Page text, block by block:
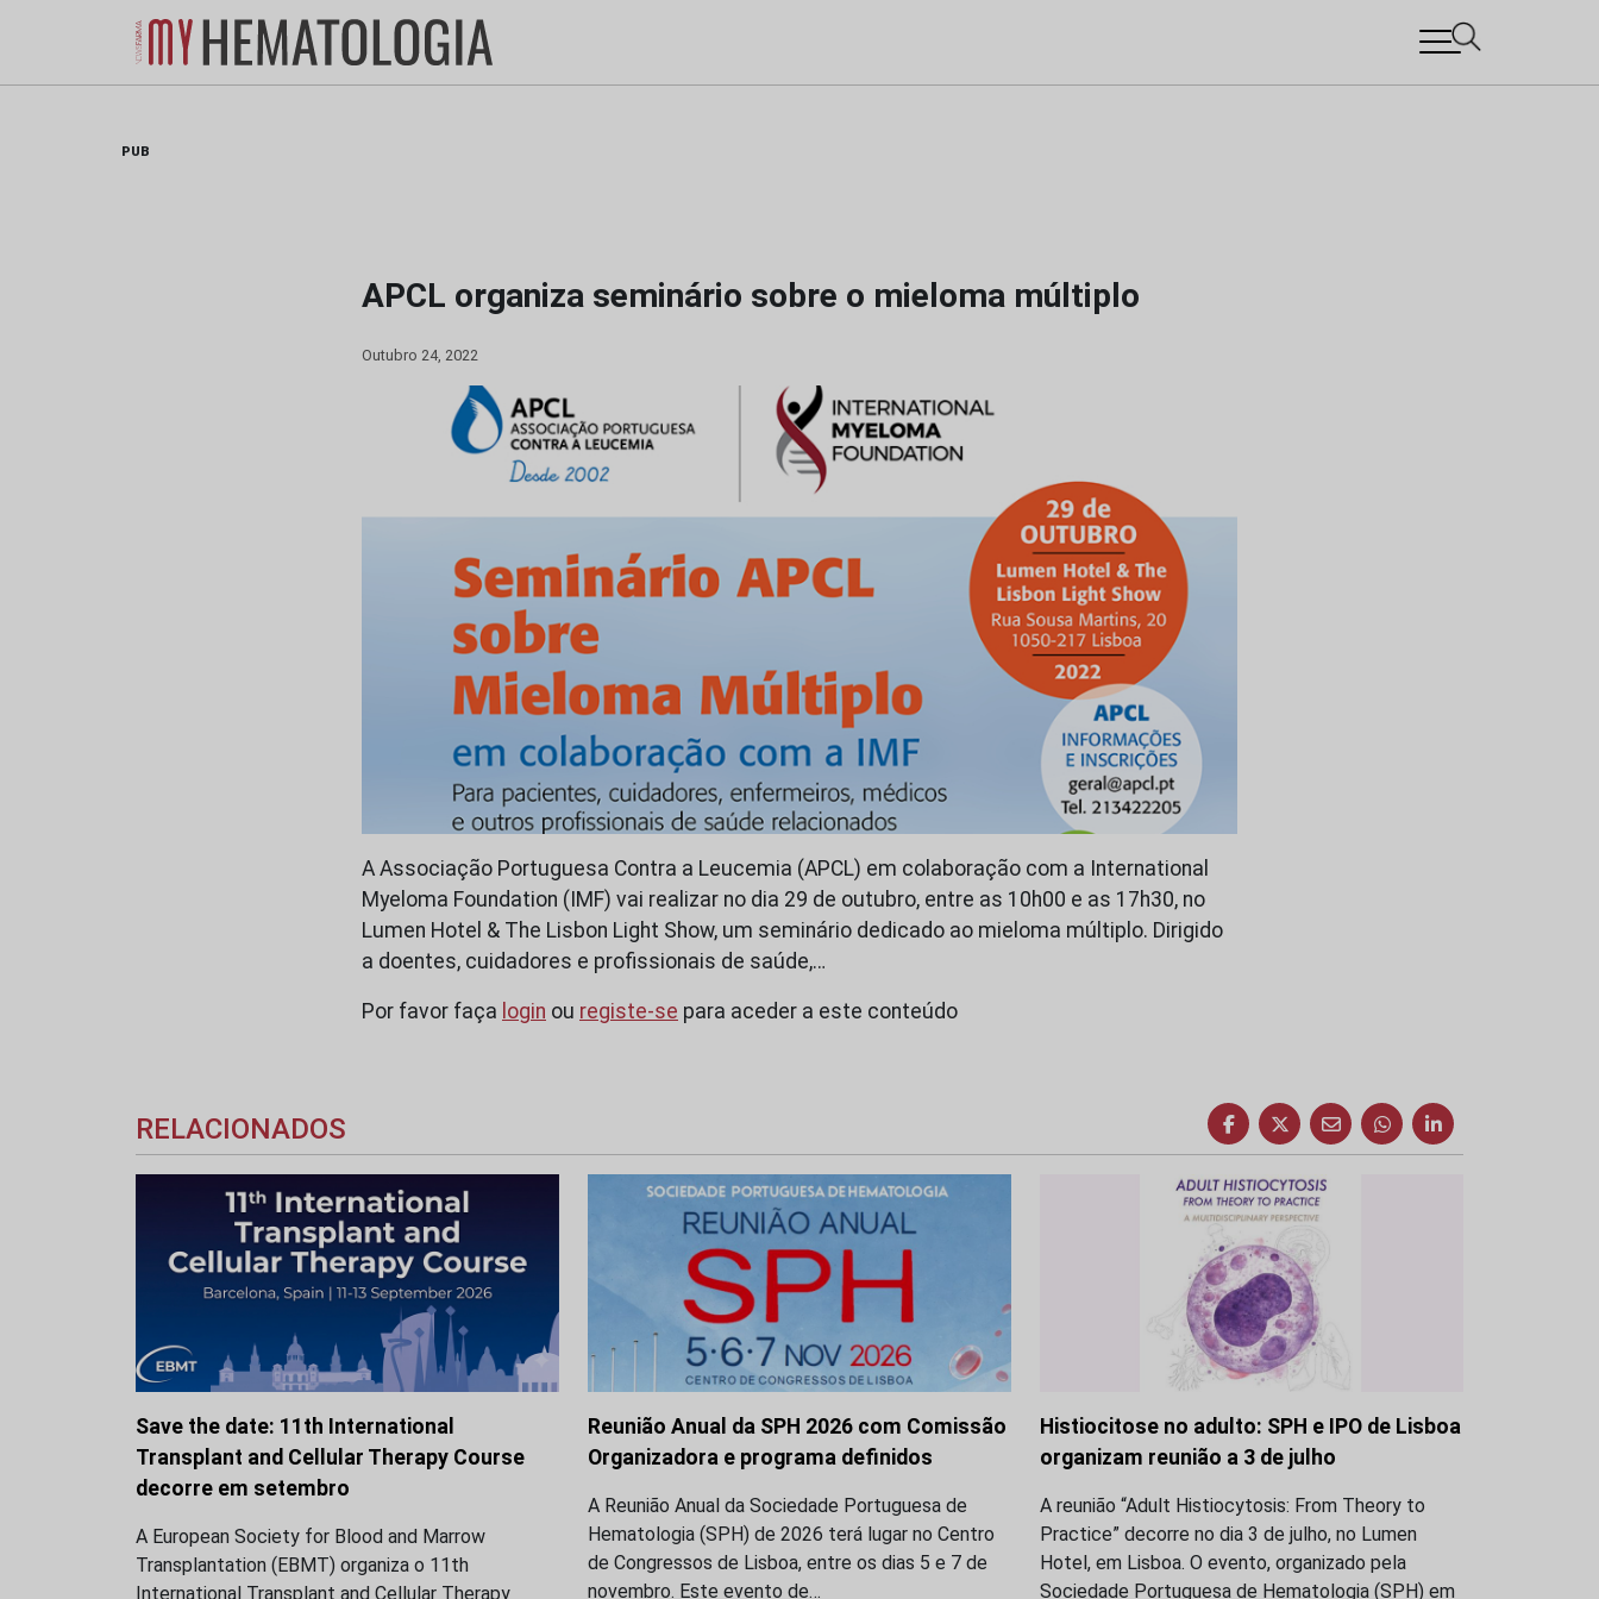
PUB
APCL organiza seminário sobre o mieloma múltiplo
Outubro 24, 2022
A Associação Portuguesa Contra a Leucemia (APCL) em colaboração com a International
Myeloma Foundation (IMF) vai realizar no dia 29 de outubro, entre as 10h00 e as 17h30, no
Lumen Hotel & The Lisbon Light Show, um seminário dedicado ao mieloma múltiplo. Dirigido
a doentes, cuidadores e profissionais de saúde,…
Por favor faça login ou registe-se para aceder a este conteúdo
RELACIONADOS
Save the date: 11th International
Transplant and Cellular Therapy Course
decorre em setembro
A European Society for Blood and Marrow
Transplantation (EBMT) organiza o 11th
International Transplant and Cellular Therapy
Reunião Anual da SPH 2026 com Comissão
Organizadora e programa definidos
A Reunião Anual da Sociedade Portuguesa de
Hematologia (SPH) de 2026 terá lugar no Centro
de Congressos de Lisboa, entre os dias 5 e 7 de
novembro. Este evento de…
Histiocitose no adulto: SPH e IPO de Lisboa
organizam reunião a 3 de julho
A reunião “Adult Histiocytosis: From Theory to
Practice” decorre no dia 3 de julho, no Lumen
Hotel, em Lisboa. O evento, organizado pela
Sociedade Portuguesa de Hematologia (SPH) em